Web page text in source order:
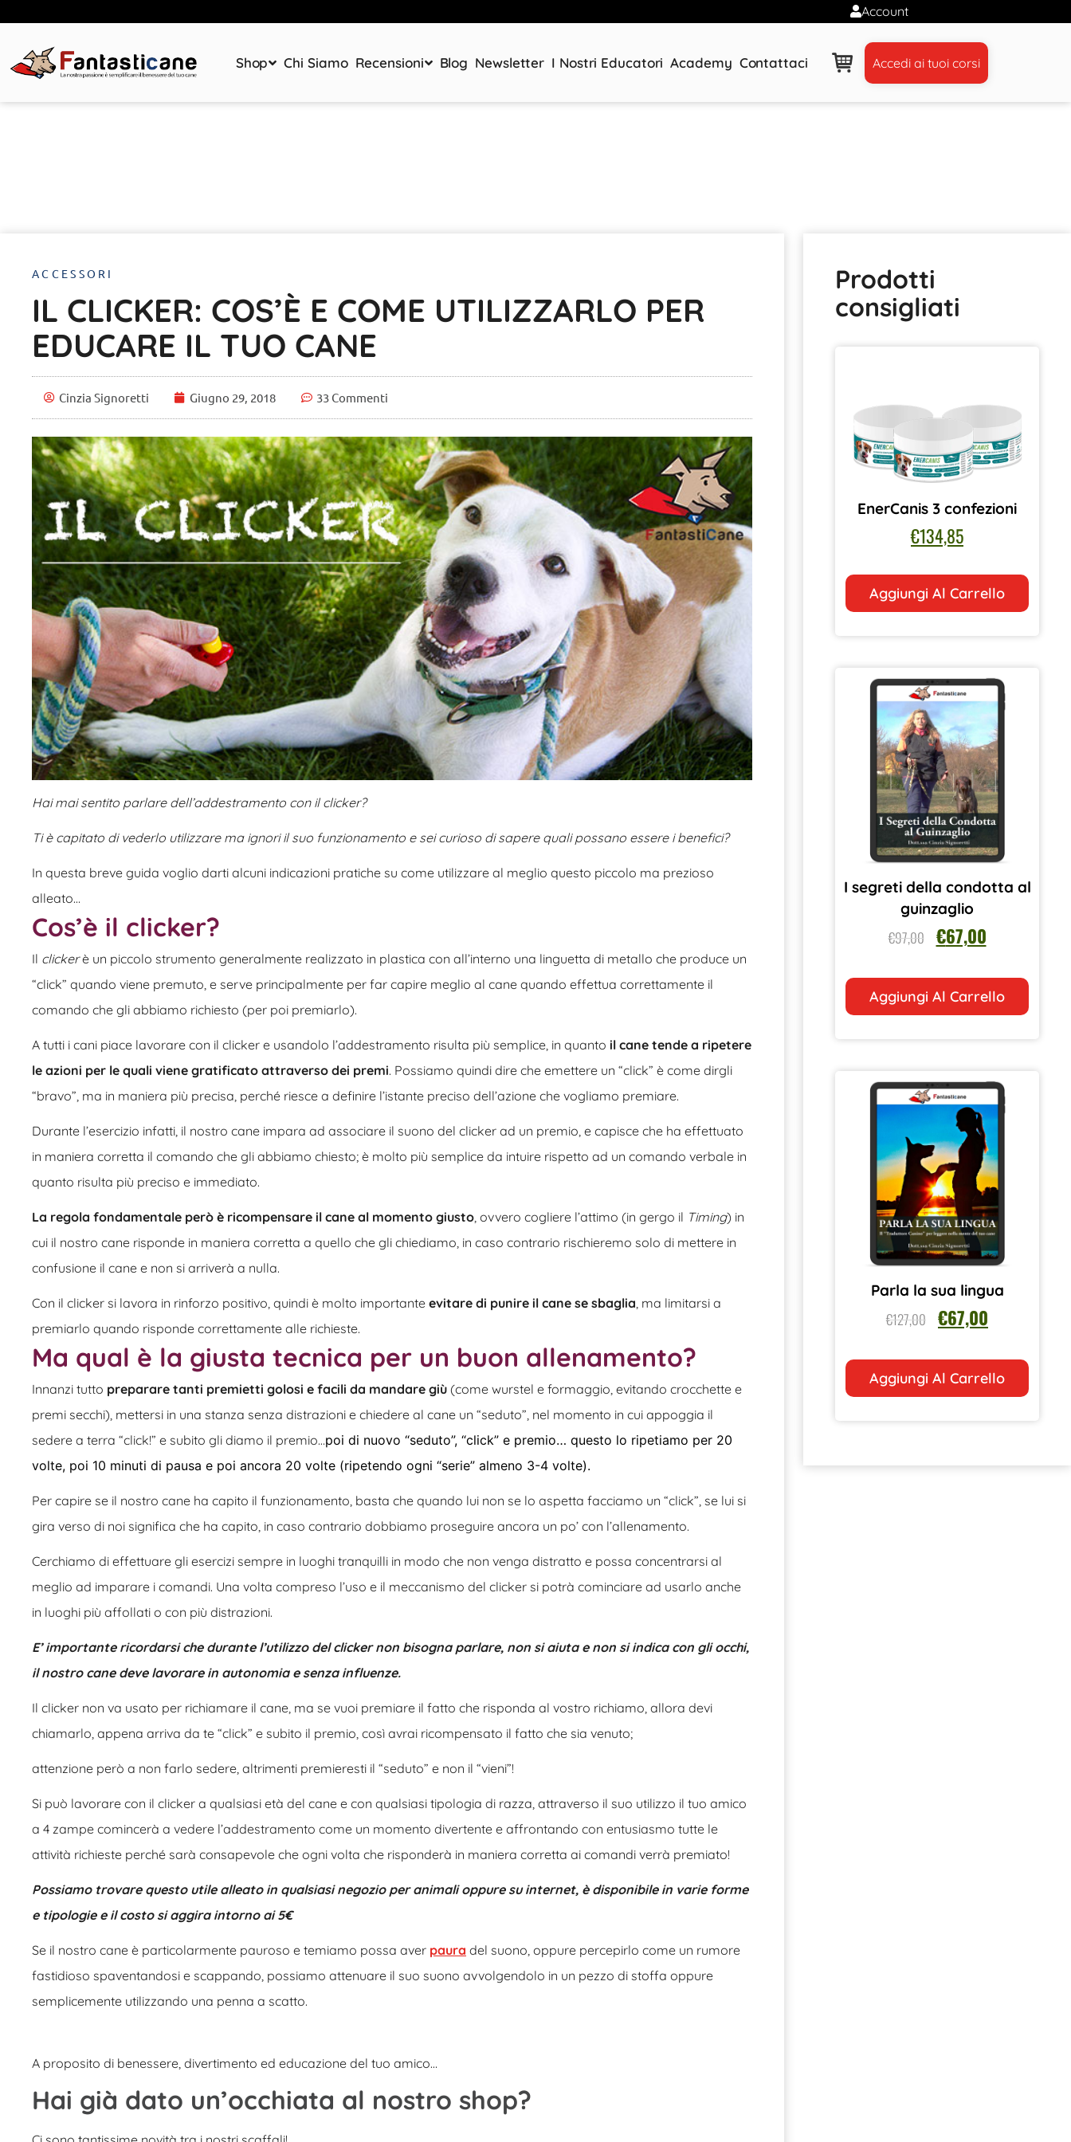
Account
Shop Chi Siamo Recensioni Blog Newsletter I Nostri Educatori Academy Contattaci Accedi ai tuoi corsi
ACCESSORI
IL CLICKER: COS’È E COME UTILIZZARLO PER
EDUCARE IL TUO CANE
Cinzia Signoretti Giugno 29, 2018 33 Commenti
Hai mai sentito parlare dell’addestramento con il clicker?
Ti è capitato di vederlo utilizzare ma ignori il suo funzionamento e sei curioso di sapere quali possano essere i benefici?
In questa breve guida voglio darti alcuni indicazioni pratiche su come utilizzare al meglio questo piccolo ma prezioso
alleato…
Cos’è il clicker?
Il clickerè un piccolo strumento generalmente realizzato in plastica con all’interno una linguetta di metallo che produce un
“click” quando viene premuto, e serve principalmente per far capire meglio al cane quando effettua correttamente il
comando che gli abbiamo richiesto (per poi premiarlo).
A tutti i cani piace lavorare con il clicker e usandolo l’addestramento risulta più semplice, in quanto il cane tende a ripetere
le azioni per le quali viene gratificato attraverso dei premi. Possiamo quindi dire che emettere un “click” è come dirgli
“bravo”, ma in maniera più precisa, perché riesce a definire l’istante preciso dell’azione che vogliamo premiare.
Durante l’esercizio infatti, il nostro cane impara ad associare il suono del clicker ad un premio, e capisce che ha effettuato
in maniera corretta il comando che gli abbiamo chiesto; è molto più semplice da intuire rispetto ad un comando verbale in
quanto risulta più preciso e immediato.
La regola fondamentale però è ricompensare il cane al momento giusto , ovvero cogliere l’attimo (in gergo il Timing) in
cui il nostro cane risponde in maniera corretta a quello che gli chiediamo, in caso contrario rischieremo solo di mettere in
confusione il cane e non si arriverà a nulla.
Con il clicker si lavora in rinforzo positivo, quindi è molto importante evitare di punire il cane se sbaglia , ma limitarsi a
premiarlo quando risponde correttamente alle richieste.
Ma qual è la giusta tecnica per un buon allenamento?
Innanzi tutto preparare tanti premietti golosi e facili da mandare giù (come wurstel e formaggio, evitando crocchette e
premi secchi), mettersi in una stanza senza distrazioni e chiedere al cane un “seduto”, nel momento in cui appoggia il
sedere a terra “click!” e subito gli diamo il premio…poi di nuovo “seduto”, “click” e premio… questo lo ripetiamo per 20
volte, poi 10 minuti di pausa e poi ancora 20 volte (ripetendo ogni “serie” almeno 3-4 volte).
Per capire se il nostro cane ha capito il funzionamento, basta che quando lui non se lo aspetta facciamo un “click”, se lui si
gira verso di noi significa che ha capito, in caso contrario dobbiamo proseguire ancora un po’ con l’allenamento.
Cerchiamo di effettuare gli esercizi sempre in luoghi tranquilli in modo che non venga distratto e possa concentrarsi al
meglio ad imparare i comandi. Una volta compreso l’uso e il meccanismo del clicker si potrà cominciare ad usarlo anche
in luoghi più affollati o con più distrazioni.
E’ importante ricordarsi che durante l’utilizzo del clicker non bisogna parlare, non si aiuta e non si indica con gli occhi,
il nostro cane deve lavorare in autonomia e senza influenze.
Il clicker non va usato per richiamare il cane, ma se vuoi premiare il fatto che risponda al vostro richiamo, allora devi
chiamarlo, appena arriva da te “click” e subito il premio, così avrai ricompensato il fatto che sia venuto;
attenzione però a non farlo sedere, altrimenti premieresti il “seduto” e non il “vieni”!
Si può lavorare con il clicker a qualsiasi età del cane e con qualsiasi tipologia di razza, attraverso il suo utilizzo il tuo amico
a 4 zampe comincerà a vedere l’addestramento come un momento divertente e affrontando con entusiasmo tutte le
attività richieste perché sarà consapevole che ogni volta che risponderà in maniera corretta ai comandi verrà premiato!
Possiamo trovare questo utile alleato in qualsiasi negozio per animali oppure su internet, è disponibile in varie forme
e tipologie e il costo si aggira intorno ai 5€
Se il nostro cane è particolarmente pauroso e temiamo possa aver paura del suono, oppure percepirlo come un rumore
fastidioso spaventandosi e scappando, possiamo attenuare il suo suono avvolgendolo in un pezzo di stoffa oppure
semplicemente utilizzando una penna a scatto.
A proposito di benessere, divertimento ed educazione del tuo amico…
Hai già dato un’occhiata al nostro shop?
Prodotti
consigliati
EnerCanis 3 confezioni
€134,85
Aggiungi Al Carrello
I segreti della condotta al
guinzaglio
€97,00 €67,00
Aggiungi Al Carrello
Parla la sua lingua
€127,00 €67,00
Aggiungi Al Carrello